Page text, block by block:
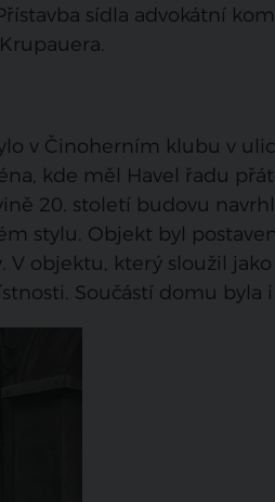
sídla advokátní
v Činoherním klubu v
kde měl Havel řadu
20. století budovu
stylu. Objekt byl
V objektu, který sloužil
Součástí domu byla